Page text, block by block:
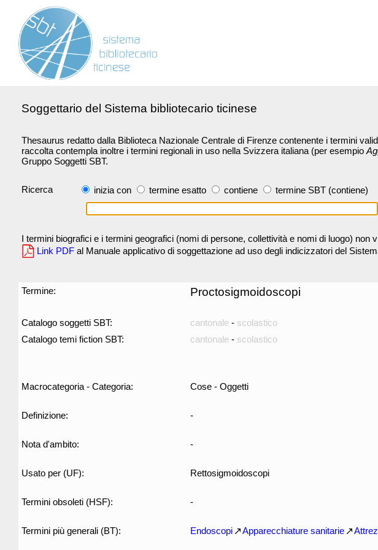
Soggettario del Sistema bibliotecario ticinese
Thesaurus redatto dalla Biblioteca Nazionale Centrale di Firenze contenente i termini
raccolta contempla inoltre i termini regionali in uso nella Svizzera italiana (per esempio
Gruppo Soggetti SBT.
Ricerca inizia con termine esatto contiene termine SBT (contiene)
I termini biografici e i termini geografici (nomi di persone, collettività e nomi di luogo) non
Link PDF al Manuale applicativo di soggettazione ad uso degli indicizzatori del
Termine: Proctosigmoidoscopi
Catalogo soggetti SBT: cantonale - scolastico
Catalogo temi fiction SBT:
cantonale - scolastico
Macrocategoria - Categoria: Cose - Oggetti
Definizione: -
Nota d'ambito: -
Usato per (UF): Rettosigmoidoscopi
Termini obsoleti (HSF): -
Termini più generali (BT): Endoscopi Apparecchiature sanitarie